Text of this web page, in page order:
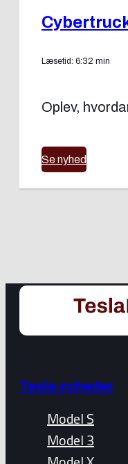
Læsetid: 6:32 min
Oplev,
Se nyhed
Tesla nyheder
Model S
Model 3